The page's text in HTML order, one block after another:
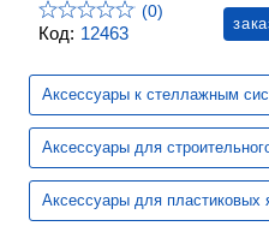
Код: 12463
(0)
Аксессуары к стеллажным
Аксессуары для
Аксессуары для пластиковых